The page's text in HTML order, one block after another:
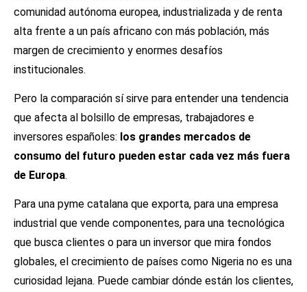
comunidad autónoma europea, industrializada y de renta
alta frente a un país africano con más población, más
margen de crecimiento y enormes desafíos
institucionales.
Pero la comparación sí sirve para entender una tendencia
que afecta al bolsillo de empresas, trabajadores e
inversores españoles: los grandes mercados de
consumo del futuro pueden estar cada vez más fuera
de Europa.
Para una pyme catalana que exporta, para una empresa
industrial que vende componentes, para una tecnológica
que busca clientes o para un inversor que mira fondos
globales, el crecimiento de países como Nigeria no es una
curiosidad lejana. Puede cambiar dónde están los clientes,